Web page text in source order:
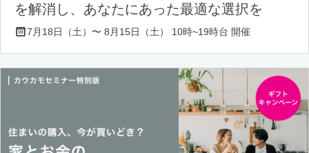
を解消し、あなたにあった最適な選択を
7月18日（土）〜 8月15日（土） 10時~19時台 開催